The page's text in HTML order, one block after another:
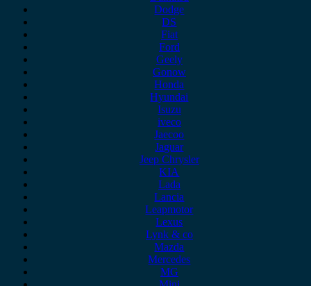
Dodge
DS
Fiat
Ford
Geely
Gonow
Honda
Hyundai
Isuzu
iveco
Jaecoo
Jaguar
Jeep Chrysler
KIA
Lada
Lancia
Leapmotor
Lexus
Lynk & co
Mazda
Mercedes
MG